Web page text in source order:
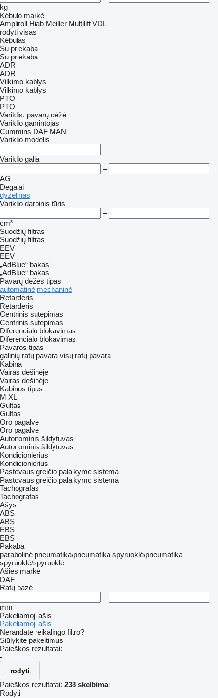
kg
Kėbulo markė
Ampliroll Hiab Meiller Multilift VDL
rodyti visas
Kėbulas
Su priekaba
Su priekaba
ADR
ADR
Vilkimo kablys
Vilkimo kablys
PTO
PTO
Variklis, pavarų dėžė
Variklio gamintojas
Cummins DAF MAN
Variklio modelis
Variklio galia
–
AG
Degalai
dyzelinas
Variklio darbinis tūris
–
cm³
Suodžių filtras
Suodžių filtras
EEV
EEV
„AdBlue“ bakas
„AdBlue“ bakas
Pavarų dėžės tipas
automatinė mechaninė
Retarderis
Retarderis
Centrinis sutepimas
Centrinis sutepimas
Diferencialo blokavimas
Diferencialo blokavimas
Pavaros tipas
galinių ratų pavara visų ratų pavara
Kabina
Vairas dešinėje
Vairas dešinėje
Kabinos tipas
M XL
Gultas
Gultas
Oro pagalvė
Oro pagalvė
Autonominis šildytuvas
Autonominis šildytuvas
Kondicionierius
Kondicionierius
Pastovaus greičio palaikymo sistema
Pastovaus greičio palaikymo sistema
Tachografas
Tachografas
Ašys
ABS
ABS
EBS
EBS
Pakaba
parabolinė pneumatika/pneumatika spyruoklė/pneumatika
spyruoklė/spyruoklė
Ašies markė
DAF
Ratų bazė
–
mm
Pakeliamoji ašis
Pakeliamoji ašis
Nerandate reikalingo filtro?
Siūlykite pakeitimus
Paieškos rezultatai:
-
rodyti
Paieškos rezultatai: 238 skelbimai
Rodyti